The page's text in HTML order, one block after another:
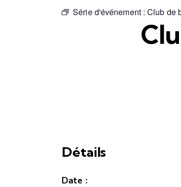
Série d'événement :Club de
Détails
Date :